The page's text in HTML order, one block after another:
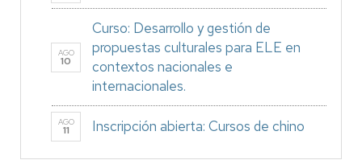
AGO
10
Curso: Desarrollo y gestión de
propuestas culturales para ELE en
contextos nacionales e
internacionales.
AGO
11 Inscripción abierta: Cursos de chino